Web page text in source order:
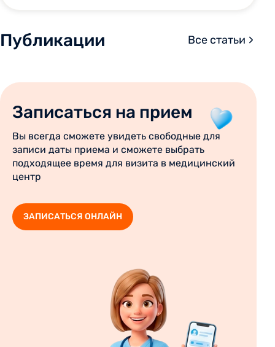
Публикации Все статьи
Записаться на прием
Вы всегда сможете увидеть свободные для
записи даты приема и сможете выбрать
подходящее время для визита в медицинский
центр
ЗАПИСАТЬСЯ ОНЛАЙН